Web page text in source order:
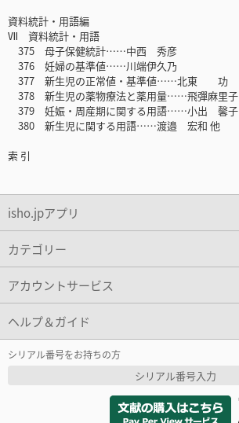
資料統計・用語編
Ⅶ 資料統計・用語
375 母子保健統計……中西 秀彦
376 妊婦の基準値……川端伊久乃
377 新生児の正常値・基準値……北東 功
378 新生児の薬物療法と薬用量……飛彈麻里子
379 妊娠・周産期に関する用語……小出 馨子
380 新生児に関する用語……渡邉 宏和 他
索 引
isho.jpアプリ
カテゴリー
アカウントサービス
ヘルプ＆ガイド
シリアル番号をお持ちの方
シリアル番号入力